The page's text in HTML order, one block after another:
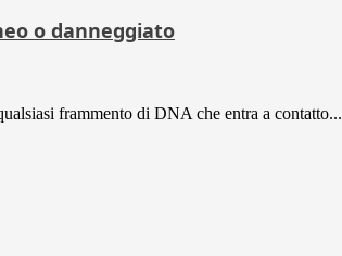
o danneggiato
frammento di DNA che entra a contatto...